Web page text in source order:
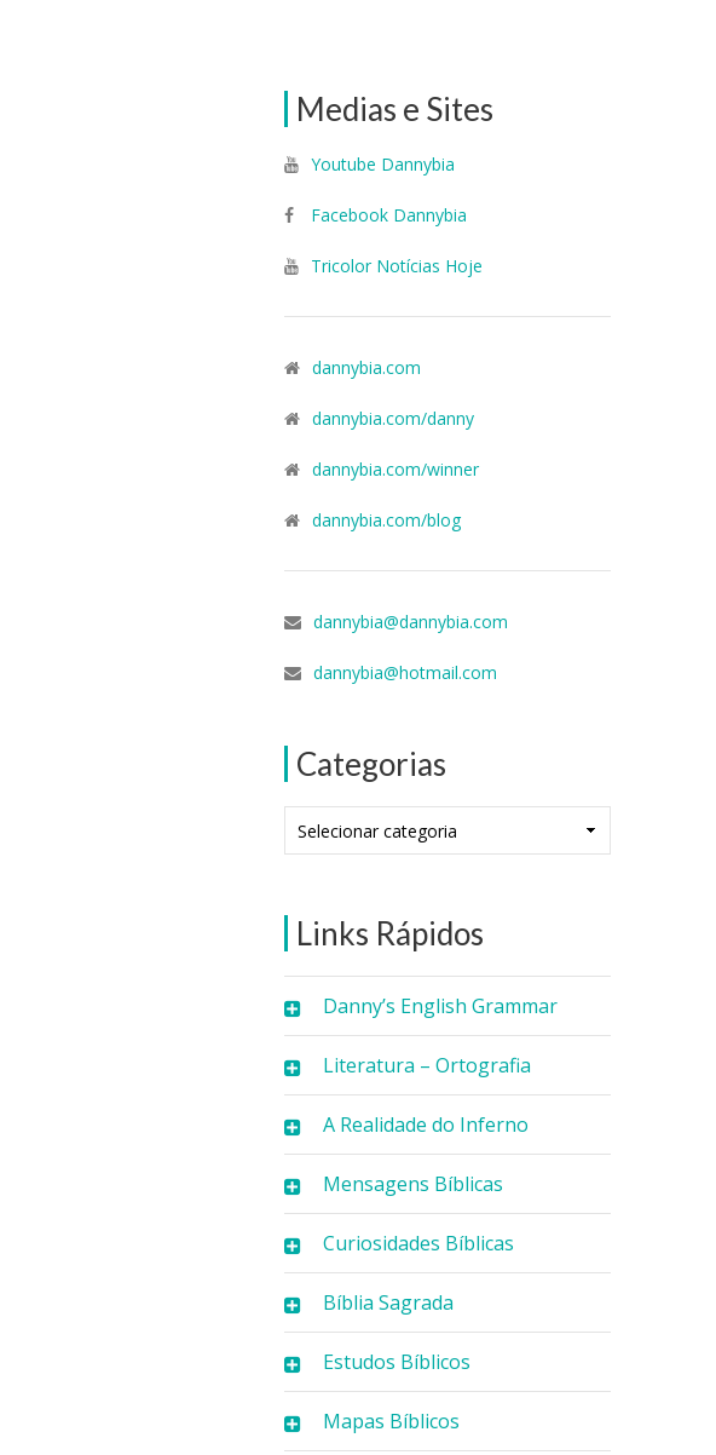
Medias e Sites
Youtube Dannybia
Facebook Dannybia
Tricolor Notícias Hoje
dannybia.com
dannybia.com/danny
dannybia.com/winner
dannybia.com/blog
dannybia@dannybia.com
dannybia@hotmail.com
Categorias
Links Rápidos
Danny’s English Grammar
Literatura – Ortografia
A Realidade do Inferno
Mensagens Bíblicas
Curiosidades Bíblicas
Bíblia Sagrada
Estudos Bíblicos
Mapas Bíblicos